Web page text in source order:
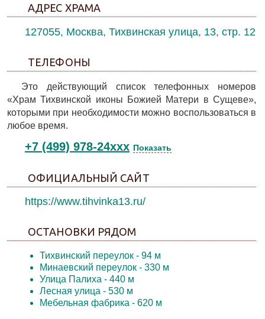
АДРЕС ХРАМА
127055, Москва, Тихвинская улица, 13, стр. 12
ТЕЛЕФОНЫ
Это действующий список телефонных номеров
«Храм Тихвинской иконы Божией Матери в Сущеве»,
которыми при необходимости можно воспользоваться в
любое время.
+7 (499) 978-24xxx Показать
ОФИЦИАЛЬНЫЙ САЙТ
https://www.tihvinka13.ru/
ОСТАНОВКИ РЯДОМ
Тихвинский переулок - 94 м
Минаевский переулок - 330 м
Улица Палиха - 440 м
Лесная улица - 530 м
Мебельная фабрика - 620 м